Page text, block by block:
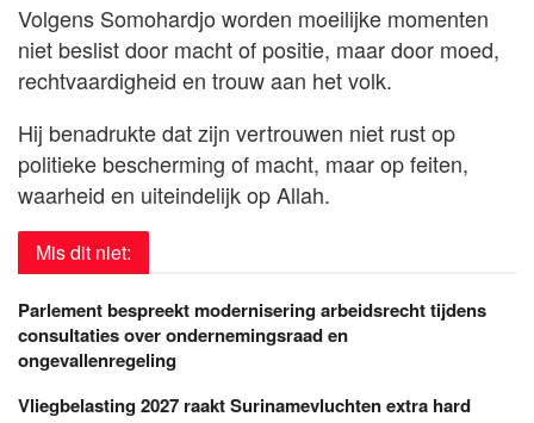
Volgens Somohardjo worden moeilijke momenten
niet beslist door macht of positie, maar door moed,
rechtvaardigheid en trouw aan het volk.
Hij benadrukte dat zijn vertrouwen niet rust op
politieke bescherming of macht, maar op feiten,
waarheid en uiteindelijk op Allah.
Mis dit niet:
Parlement bespreekt modernisering arbeidsrecht tijdens
consultaties over ondernemingsraad en
ongevallenregeling
Vliegbelasting 2027 raakt Surinamevluchten extra hard